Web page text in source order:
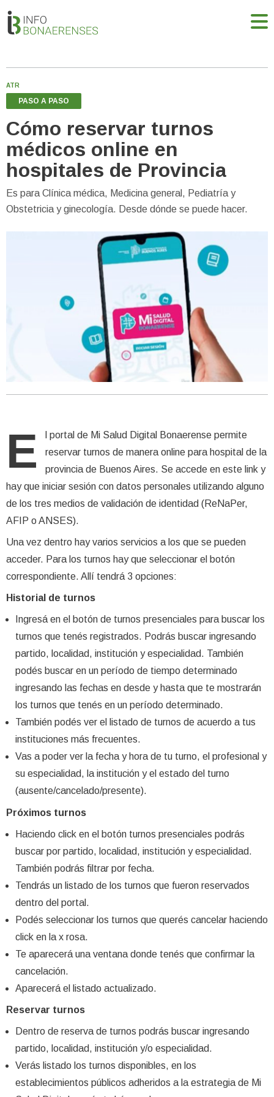
ATR
PASO A PASO
Cómo reservar turnos
médicos online en
hospitales de Provincia
Es para Clínica médica, Medicina general, Pediatría y
Obstetricia y ginecología. Desde dónde se puede hacer.
E
l portal de Mi Salud Digital Bonaerense permite
reservar turnos de manera online para hospital de la
provincia de Buenos Aires. Se accede en este link y
hay que iniciar sesión con datos personales utilizando alguno
de los tres medios de validación de identidad (ReNaPer,
AFIP o ANSES).
Una vez dentro hay varios servicios a los que se pueden
acceder. Para los turnos hay que seleccionar el botón
correspondiente. Allí tendrá 3 opciones:
Historial de turnos
Ingresá en el botón de turnos presenciales para buscar los
turnos que tenés registrados. Podrás buscar ingresando
partido, localidad, institución y especialidad. También
podés buscar en un período de tiempo determinado
ingresando las fechas en desde y hasta que te mostrarán
los turnos que tenés en un período determinado.
También podés ver el listado de turnos de acuerdo a tus
instituciones más frecuentes.
Vas a poder ver la fecha y hora de tu turno, el profesional y
su especialidad, la institución y el estado del turno
(ausente/cancelado/presente).
Próximos turnos
Haciendo click en el botón turnos presenciales podrás
buscar por partido, localidad, institución y especialidad.
También podrás filtrar por fecha.
Tendrás un listado de los turnos que fueron reservados
dentro del portal.
Podés seleccionar los turnos que querés cancelar haciendo
click en la x rosa.
Te aparecerá una ventana donde tenés que confirmar la
cancelación.
Aparecerá el listado actualizado.
Reservar turnos
Dentro de reserva de turnos podrás buscar ingresando
partido, localidad, institución y/o especialidad.
Verás listado los turnos disponibles, en los
establecimientos públicos adheridos a la estrategia de Mi